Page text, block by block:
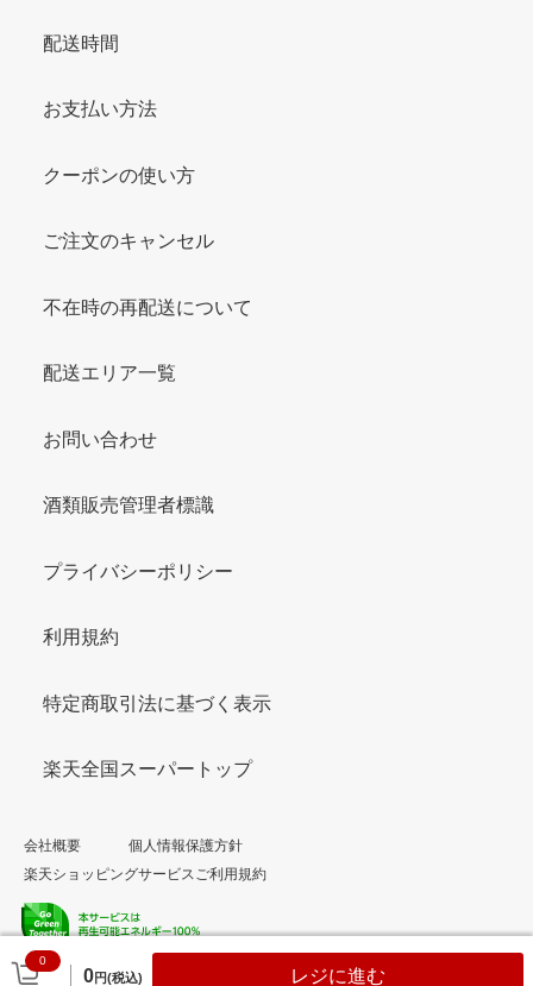
0
0円(税込) レジに進む
配送時間
お支払い方法
クーポンの使い方
ご注文のキャンセル
不在時の再配送について
配送エリア一覧
お問い合わせ
酒類販売管理者標識
プライバシーポリシー
利用規約
特定商取引法に基づく表示
楽天全国スーパートップ
会社概要
個人情報保護方針
楽天ショッピングサービスご利用規約
© Rakuten Group, Inc.